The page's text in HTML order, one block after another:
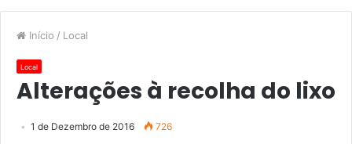
Início / Local
Local
Alterações à recolha do lixo
1 de Dezembro de 2016 726